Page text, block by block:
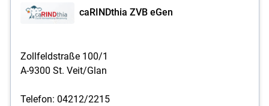
caRINDthia ZVB eGen
Zollfeldstraße 100/1
A-9300 St. Veit/Glan
Telefon: 04212/2215